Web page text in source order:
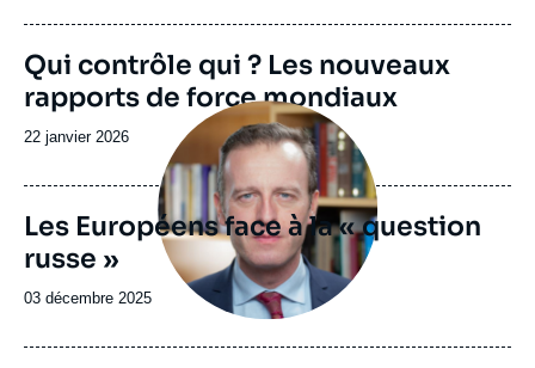
publication
Image
de
couverture
la
Qui contrôle qui ? Les nouveaux
rapports de force mondiaux
Date
publication
22 janvier 2026
Image
principale
Les Européens face à la « question
russe »
Date
publication
03 décembre 2025